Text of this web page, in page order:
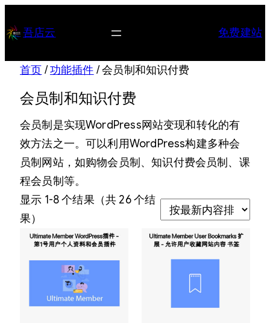
至 吾店云 免费建站
首页 /功能插件 / 会员制和知识付费
会员制和知识付费
会员制是实现WordPress网站变现和转化的有
效方法之一。可以利用WordPress构建多种会
员制网站，如购物会员制、知识付费会员制、课
程会员制等。
显示 1-8 个结果（共 26 个结
果）
最
容